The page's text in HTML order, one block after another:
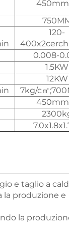
120-
0.008-
1.5KW
12KW
7kg/c㎡
e taglio a
la produzione e
la